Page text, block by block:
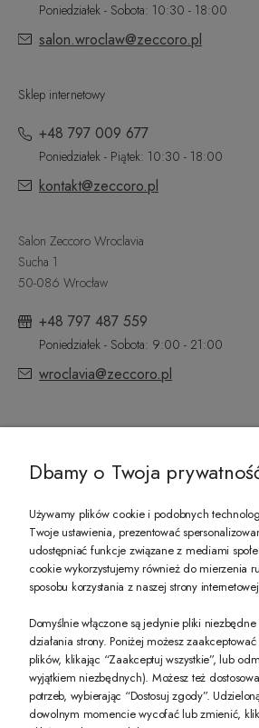
Poniedziałek - Sobota: 10:30 - 18:00
salon.wroclaw@zeccoro.pl
Sklep internetowy
+48 797 009 677
Poniedziałek - Piątek: 10:30 - 18:00
kontakt@zeccoro.pl
Salon Zeccoro Wroclavia
Sucha 1
50-086 Wrocław
+48 797 487 559
Poniedziałek - Sobota: 9:00 - 21:00
wroclavia@zeccoro.pl
PREZENT DLA CIEBIE!
-10% na pierwsze zakupy na zeccoro.pl Gdy
Twoje dane będą przetwarzane zgodnie z naszą
Dbamy o Twoja
Używamy plików cookie i podobnych
Twoje ustawienia, prezentować
udostępniać funkcje związane z mediami
cookie wykorzystujemy również do mierzenia
sposobu korzystania z naszej strony
Domyślnie włączone są jedynie pliki
działania strony. Poniżej możesz
plików, klikając “Zaakceptuj wszystkie”, lub
wyjątkiem niezbędnych). Możesz też
potrzeb, wybierając “Dostosuj zgody”.
dowolnym momencie wycofać lub zmienić,